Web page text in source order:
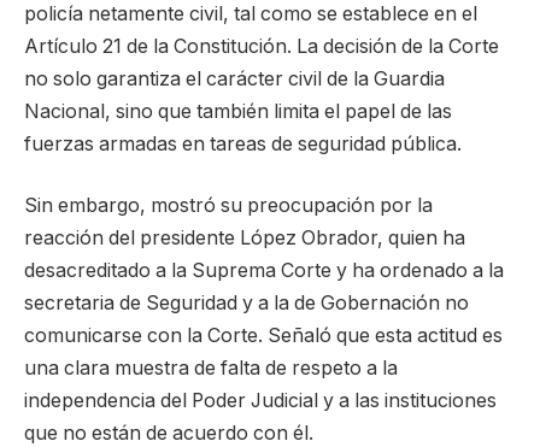
policía netamente civil, tal como se establece en el
Artículo 21 de la Constitución. La decisión de la Corte
no solo garantiza el carácter civil de la Guardia
Nacional, sino que también limita el papel de las
fuerzas armadas en tareas de seguridad pública.
Sin embargo, mostró su preocupación por la
reacción del presidente López Obrador, quien ha
desacreditado a la Suprema Corte y ha ordenado a la
secretaria de Seguridad y a la de Gobernación no
comunicarse con la Corte. Señaló que esta actitud es
una clara muestra de falta de respeto a la
independencia del Poder Judicial y a las instituciones
que no están de acuerdo con él.